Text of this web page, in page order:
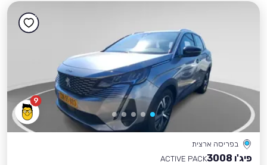
9
בפריסה ארצית
פיג'ו 3008
ACTIVE PACK